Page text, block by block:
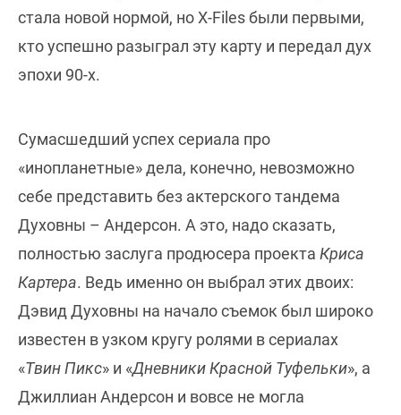
стала новой нормой, но X-Files были первыми,
кто успешно разыграл эту карту и передал дух
эпохи 90-х.
Сумасшедший успех сериала про
«инопланетные» дела, конечно, невозможно
себе представить без актерского тандема
Духовны – Андерсон. А это, надо сказать,
полностью заслуга продюсера проекта Криса
Картера. Ведь именно он выбрал этих двоих:
Дэвид Духовны на начало съемок был широко
известен в узком кругу ролями в сериалах
«Твин Пикс» и «Дневники Красной Туфельки», а
Джиллиан Андерсон и вовсе не могла